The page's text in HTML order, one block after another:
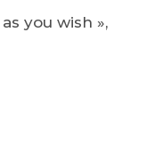
you wish »,